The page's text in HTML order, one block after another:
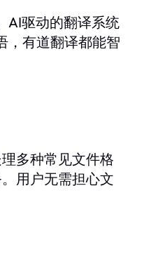
AI驱动的翻译系统
，有道翻译都能智
多种常见文件格
用户无需担心文